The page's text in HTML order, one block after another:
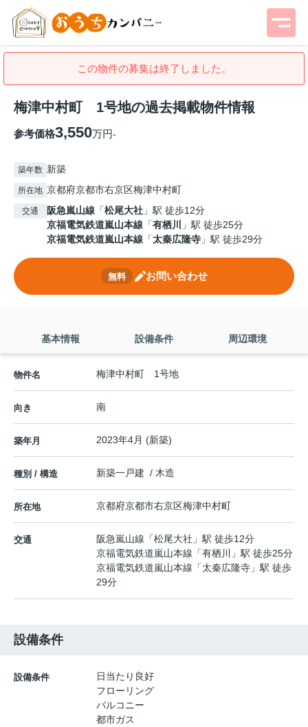
この物件の募集は終了しました。
梅津中村町 1号地の過去掲載物件情報
参考価格3,550万円-
築年数 新築
所在地 京都府京都市右京区梅津中村町
交通 阪急嵐山線 「松尾大社 」駅 徒歩12分
京福電気鉄道嵐山本線 「有栖川
」駅 徒歩25分
京福電気鉄道嵐山本線 「太秦広隆寺 」駅 徒歩29分
無料 お問い合わせ
基本情報 設備条件 周辺環境
物件名 梅津中村町 1号地
向き 南
築年月 2023年4月 (新築)
種別 / 構造 新築一戸建 / 木造
所在地 京都府京都市右京区梅津中村町
交通 阪急嵐山線 「松尾大社 」駅 徒歩12分
京福電気鉄道嵐山本線 「有栖川
」駅 徒歩25分
京福電気鉄道嵐山本線 「太秦広隆寺 」駅 徒歩
29分
設備条件
設備条件
日当たり良好
フローリング
バルコニー
都市ガス